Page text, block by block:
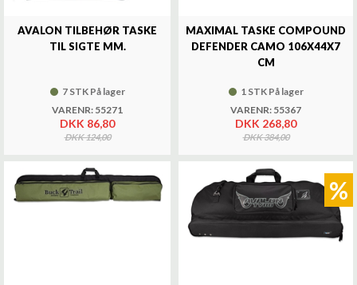
AVALON TILBEHØR TASKE
TIL SIGTE MM.
7 STK På lager
VARENR: 55271
DKK 86,80
DKK 124,00
MAXIMAL TASKE COMPOUND
DEFENDER CAMO 106X44X7
CM
1 STK På lager
VARENR: 55367
DKK 268,80
DKK 384,00
%